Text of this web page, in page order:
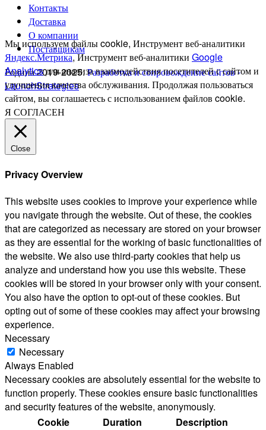
Контакты
Доставка
О компании
Поставщикам
Родина 2019-2025.Разработка и сопровождение сайтов -
LaunchStrategies
Мы используем файлы cookie, Инструмент веб-аналитики
Яндекс.Метрика, Инструмент веб-аналитики Google
Analyticsдля анализа взаимодействия посетителей с сайтом и
улучшения качества обслуживания. Продолжая пользоваться
сайтом, вы соглашаетесь с использованием файлов cookie.
Я СОГЛАСЕН
Close
Privacy Overview
This website uses cookies to improve your experience while
you navigate through the website. Out of these, the cookies
that are categorized as necessary are stored on your browser
as they are essential for the working of basic functionalities of
the website. We also use third-party cookies that help us
analyze and understand how you use this website. These
cookies will be stored in your browser only with your consent.
You also have the option to opt-out of these cookies. But
opting out of some of these cookies may affect your browsing
experience.
Necessary
Necessary
Always Enabled
Necessary cookies are absolutely essential for the website to
function properly. These cookies ensure basic functionalities
and security features of the website, anonymously.
Cookie
Duration Description